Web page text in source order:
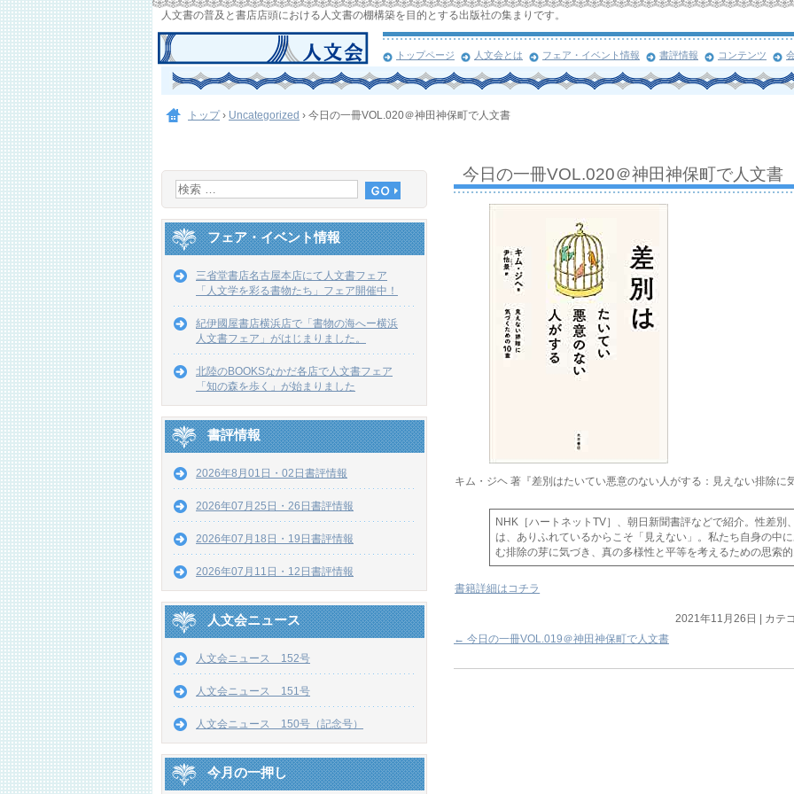
人文書の普及と書店店頭における人文書の棚構築を目的とする出版社の集まりです。
トップページ 人文会とは フェア・イベント情報 書評情報 コンテンツ
トップ › Uncategorized › 今日の一冊VOL.020＠神田神保町で人文書
今日の一冊VOL.020＠神田神保町で人文書
キム・ジヘ 著『差別はたいてい悪意のない人がする：見えない排除に
NHK［ハートネットTV］、朝日新聞書評などで紹介。性差
は、ありふれているからこそ「見えない」。私たち自身の中
む排除の芽に気づき、真の多様性と平等を考えるための思索
書籍詳細はコチラ
2021年11月26日
カテ
← 今日の一冊VOL.019＠神田神保町で人文書
フェア・イベント情報
三省堂書店名古屋本店にて人文書フェア
「人文学を彩る書物たち」フェア開催中！
紀伊國屋書店横浜店で「書物の海へー横浜
人文書フェア」がはじまりました。
北陸のBOOKSなかだ各店で人文書フェア
「知の森を歩く」が始まりました
書評情報
2026年8月01日・02日書評情報
2026年07月25日・26日書評情報
2026年07月18日・19日書評情報
2026年07月11日・12日書評情報
人文会ニュース
人文会ニュース 152号
人文会ニュース 151号
人文会ニュース 150号（記念号）
今月の一押し